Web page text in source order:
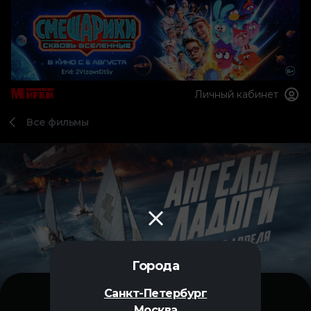
Города
Санкт-Петербург
Личный кабинет
Все фильмы